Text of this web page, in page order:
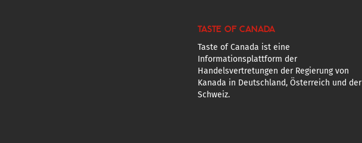
TASTE OF CANADA
Taste of Canada ist eine
Informationsplattform der
Handelsvertretungen der Regierung von
Kanada in Deutschland, Österreich und der
Schweiz.